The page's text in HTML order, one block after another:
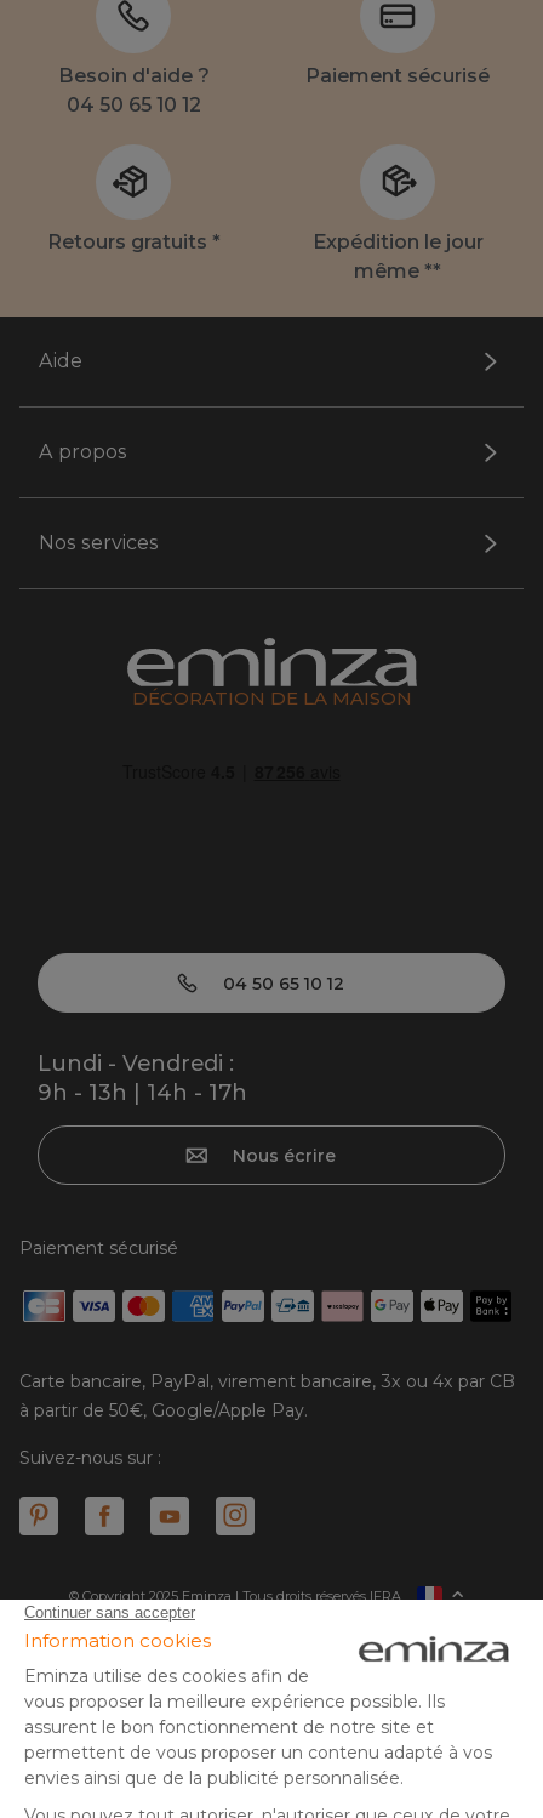
Besoin d'aide ?
04 50 65 10 12
Paiement sécurisé
Retours gratuits *
Expédition le jour
même **
Aide
A propos
Nos services
DÉCORATION DE LA MAISON
04 50 65 10 12
Lundi - Vendredi :
9h - 13h | 14h - 17h
Nous écrire
Paiement sécurisé
Carte bancaire, PayPal, virement bancaire, 3x ou 4x par CB
à partir de 50€, Google/Apple Pay.
Suivez-nous sur :
© Copyright 2025 Eminza | Tous droits réservés |
ESPAÑA
NEDERLAND
SUISSE
DANMARK
FRA
* Vous disposez de 30 jours (à compter de la réception ou du
retrait de votre colis) pour effectuer un retour de produits et
** Expédition le jour même pour toute commande passée avant